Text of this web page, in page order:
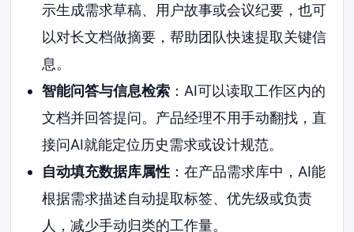
示生成需求草稿、用户故事或会议纪要，也可
以对长文档做摘要，帮助团队快速提取关键信
息。
智能问答与信息检索：AI可以读取工作区内的
文档并回答提问。产品经理不用手动翻找，直
接问AI就能定位历史需求或设计规范。
自动填充数据库属性：在产品需求库中，AI能
根据需求描述自动提取标签、优先级或负责
人，减少手动归类的工作量。